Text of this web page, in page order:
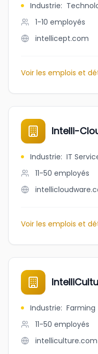
Industrie:
1-10 employés
intellicept.com
Voir les emplois et
Intelli-
Industrie: IT
11-50 employés
Voir les emplois et
Industrie: Farming
11-50 employés
intelliculture.com